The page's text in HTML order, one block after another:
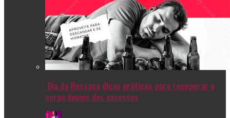
Dia da Ressaca dicas práticas para recuperar o
corpo depois dos excessos